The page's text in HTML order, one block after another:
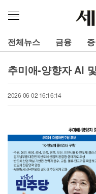
메
열
기
전체뉴스 금융
추미애-양향자 AI
2026-06-02 16:16:14